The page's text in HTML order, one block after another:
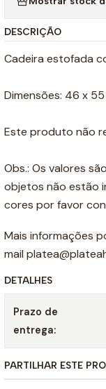
DESCRIÇÃO
Cadeira estofada
Dimensões: 46 x
Este produto não
Obs.: Os valores
objetos não estão
cores por favor
Mais informações
mail
DETALHES
Prazo de
entrega:
PARTILHAR ESTE